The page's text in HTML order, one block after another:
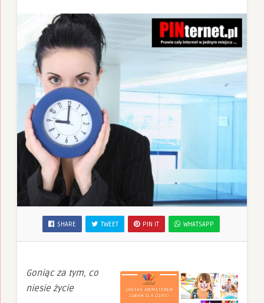
SHARE TWEET PIN IT WHATSAPP
Goniąc za tym, co
niesie życie